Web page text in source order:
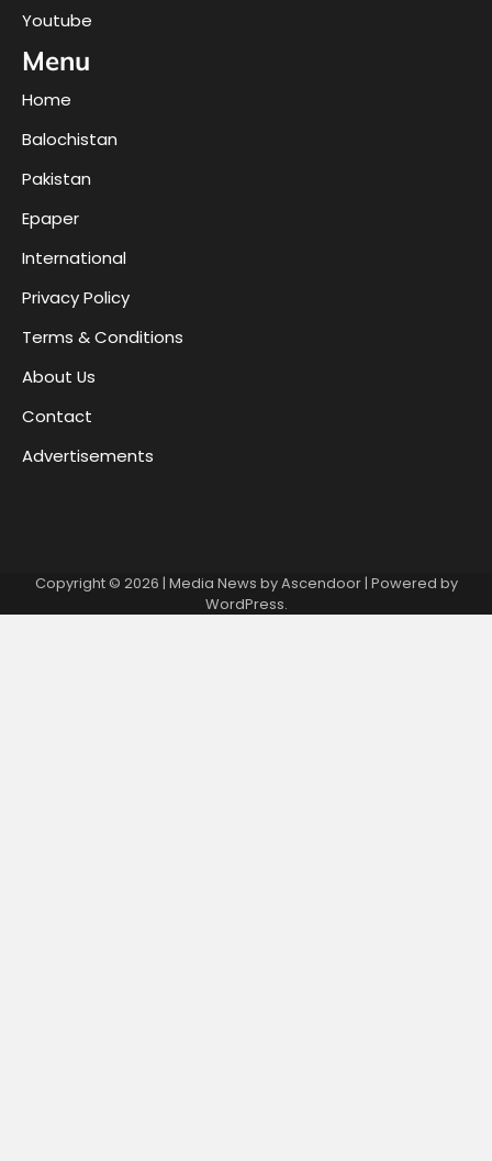
Youtube
Menu
Home
Balochistan
Pakistan
Epaper
International
Privacy Policy
Terms & Conditions
About Us
Contact
Advertisements
Copyright © 2026 | Media News byAscendoor| Powered by
WordPress.